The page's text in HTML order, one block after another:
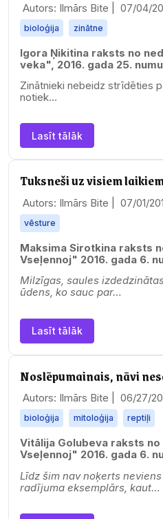
Autors: Ilmārs Bite | 07/04/
bioloģija zinātne
Igora Ņikitina raksts no
veka", 2016. gada 25.
Zinātnieki nebeidz strīdēties
notiek…
Lasīt tālāk
Tuksneši uz visiem
Autors: Ilmārs Bite | 07/01/
vēsture
Maksima Sirotkina raksts
Vseļennoj" 2016. gada 6.
Milzīgas, saules
ūdens, ko sauc par…
Lasīt tālāk
Noslēpumainais, nāvi
Autors: Ilmārs Bite | 06/27/
bioloģija mitoloģija reptiļi
Vitālija Golubeva raksts
Vseļennoj" 2016. gada 6.
Līdz šim nav noķerts
radījuma eksemplārs, kaut…